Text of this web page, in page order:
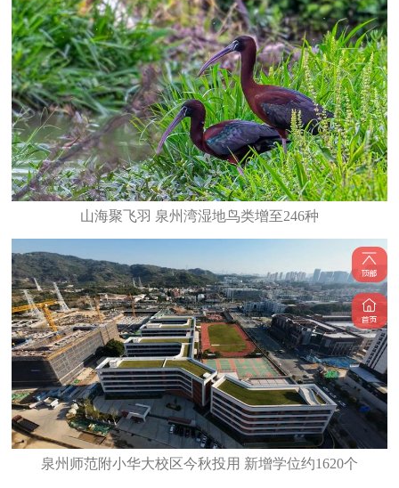
山海聚飞羽 泉州湾湿地鸟类增至246种
泉州师范附小华大校区今秋投用 新增学位约1620个